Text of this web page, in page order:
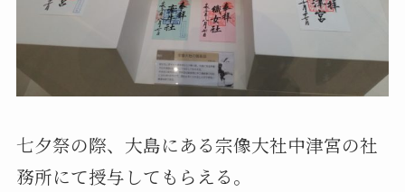
七夕祭の際、大島にある宗像大社中津宮の社
務所にて授与してもらえる。